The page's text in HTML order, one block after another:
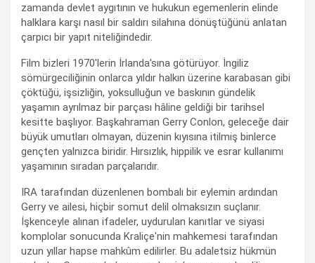
zamanda devlet aygıtının ve hukukun egemenlerin elinde
halklara karşı nasıl bir saldırı silahına dönüştüğünü anlatan
çarpıcı bir yapıt niteliğindedir.
Film bizleri 1970'lerin İrlanda'sına götürüyor. İngiliz
sömürgeciliğinin onlarca yıldır halkın üzerine karabasan gibi
çöktüğü, işsizliğin, yoksulluğun ve baskının gündelik
yaşamın ayrılmaz bir parçası hâline geldiği bir tarihsel
kesitte başlıyor. Başkahraman Gerry Conlon, geleceğe dair
büyük umutları olmayan, düzenin kıyısına itilmiş binlerce
gençten yalnızca biridir. Hırsızlık, hippilik ve esrar kullanımı
yaşamının sıradan parçalarıdır.
IRA tarafından düzenlenen bombalı bir eylemin ardından
Gerry ve ailesi, hiçbir somut delil olmaksızın suçlanır.
İşkenceyle alınan ifadeler, uydurulan kanıtlar ve siyasi
komplolar sonucunda Kraliçe'nin mahkemesi tarafından
uzun yıllar hapse mahkûm edilirler. Bu adaletsiz hükmün